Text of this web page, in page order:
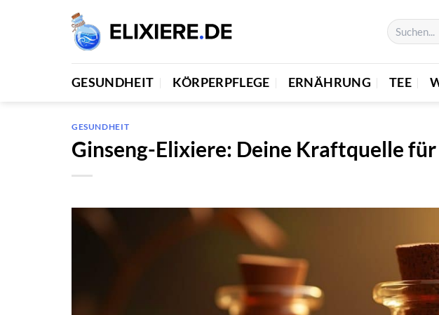
GESUNDHEIT KÖRPERPFLEGE ERNÄHRUNG TEE
GESUNDHEIT
Ginseng-Elixiere: Deine Kraftquelle